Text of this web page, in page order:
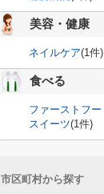
美容・健康
ネイルケア(1件)
食べる
ファーストフー
スイーツ(1件)
市区町村から探す